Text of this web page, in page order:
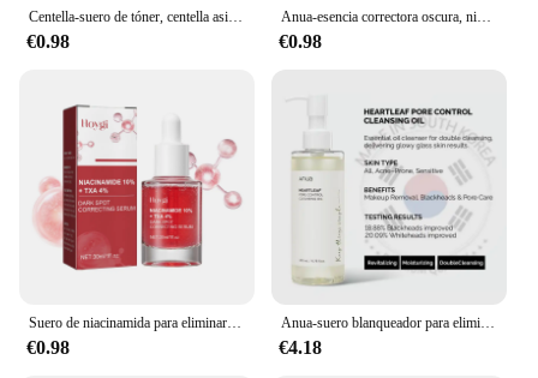
Centella-suero de tóner, centella asiática, ampolla, esencia hidratante para pieles sensibles, eliminación de acné, loción para el cuidado de la cara, cosmético coreano
€0.98
Anua-esencia correctora oscura, niacinamida, esencia antienvejecimiento, emulsión de tóner hidratante, hidratación profunda para marcas postacné
€0.98
Suero de niacinamida para eliminar la melanina, Corrector de manchas oscuras de Melasma, reduce los poros, ácido hialurónico, hidratante, cuidado de la piel de Corea
€0.98
Anua-suero blanqueador para eliminar el acné, niacinamida 10% + TXA + melocotón 70
€4.18